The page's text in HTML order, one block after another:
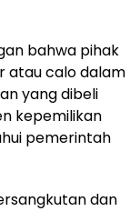
bahwa pihak
atau calo dalam
yang dibeli
kepemilikan
pemerintah
dan